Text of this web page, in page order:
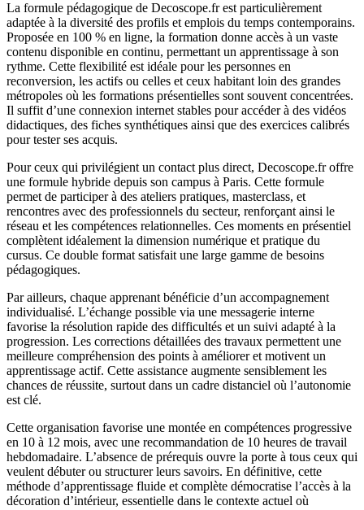
La formule pédagogique de Decoscope.fr est particulièrement
adaptée à la diversité des profils et emplois du temps contemporains.
Proposée en 100 % en ligne, la formation donne accès à un vaste
contenu disponible en continu, permettant un apprentissage à son
rythme. Cette flexibilité est idéale pour les personnes en
reconversion, les actifs ou celles et ceux habitant loin des grandes
métropoles où les formations présentielles sont souvent concentrées.
Il suffit d’une connexion internet stables pour accéder à des vidéos
didactiques, des fiches synthétiques ainsi que des exercices calibrés
pour tester ses acquis.
Pour ceux qui privilégient un contact plus direct, Decoscope.fr offre
une formule hybride depuis son campus à Paris. Cette formule
permet de participer à des ateliers pratiques, masterclass, et
rencontres avec des professionnels du secteur, renforçant ainsi le
réseau et les compétences relationnelles. Ces moments en présentiel
complètent idéalement la dimension numérique et pratique du
cursus. Ce double format satisfait une large gamme de besoins
pédagogiques.
Par ailleurs, chaque apprenant bénéficie d’un accompagnement
individualisé. L’échange possible via une messagerie interne
favorise la résolution rapide des difficultés et un suivi adapté à la
progression. Les corrections détaillées des travaux permettent une
meilleure compréhension des points à améliorer et motivent un
apprentissage actif. Cette assistance augmente sensiblement les
chances de réussite, surtout dans un cadre distanciel où l’autonomie
est clé.
Cette organisation favorise une montée en compétences progressive
en 10 à 12 mois, avec une recommandation de 10 heures de travail
hebdomadaire. L’absence de prérequis ouvre la porte à tous ceux qui
veulent débuter ou structurer leurs savoirs. En définitive, cette
méthode d’apprentissage fluide et complète démocratise l’accès à la
décoration d’intérieur, essentielle dans le contexte actuel où